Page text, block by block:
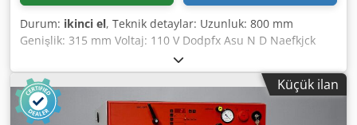
Durum: ikinci el, Teknik detaylar: Uzunluk: 800 mm
Genişlik: 315 mm Voltaj: 110 V Dodpfx Asu N D Naefkjck
sıkıştırma yüzeyi: 795 x 315 mm akım: 1 A Makine ağırlığı
yaklaşık: 130 kg Boyutlar U x G x Y: 0,85 x 0,35 x 0,09 m
manyetik mandren Endüksiyon halkaları 18x, genişlik
20mm, aralık 40mm *
Küçük ilan